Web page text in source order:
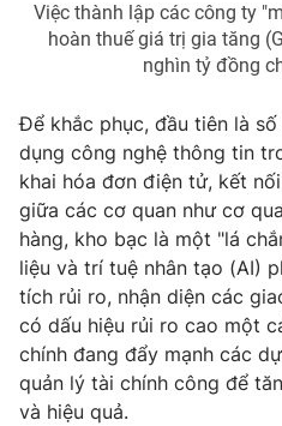
Việc thành lập các công ty
hoàn thuế giá trị gia tăng
nghìn tỷ đồng
Để khắc phục, đầu tiên là
dụng công nghệ thông tin
khai hóa đơn điện tử, kết
giữa các cơ quan như cơ
hàng, kho bạc là một "lá
liệu và trí tuệ nhân tạo (AI)
tích rủi ro, nhận diện các
có dấu hiệu rủi ro cao một
chính đang đẩy mạnh các
quản lý tài chính công để
và hiệu quả.